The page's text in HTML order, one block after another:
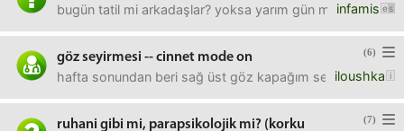
infamis
bugün tatil mi arkadaşlar? yoksa yarım gün mü? (öğrenci
(6)
göz seyirmesi -- cinnet mode on
iloushka
hafta sonundan beri sağ üst göz kapağım seyriyor. ve
(7)
ruhani gibi mi, parapsikolojik mi? (korku